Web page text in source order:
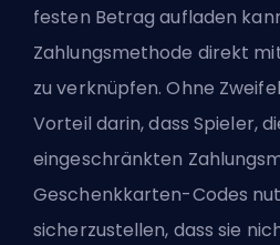
festen Betrag aufladen
Zahlungsmethode direkt
zu verknüpfen. Ohne
Vorteil darin, dass Spieler,
eingeschränkten
Geschenkkarten-Codes
sicherzustellen, dass sie